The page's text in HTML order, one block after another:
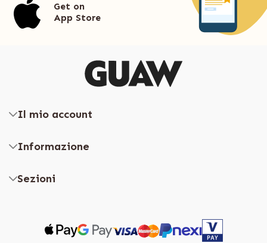
Get on
App Store
Il mio account
Informazione
Sezioni